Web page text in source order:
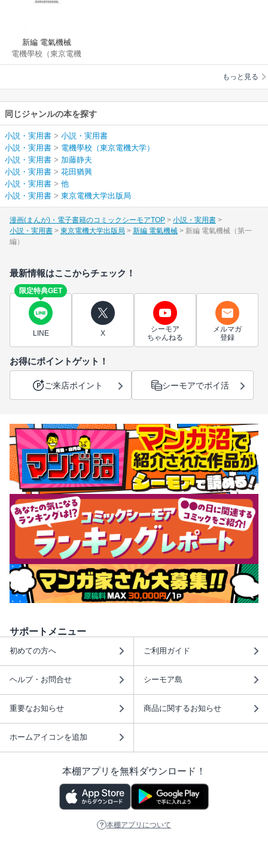
新編 電氣機械
電機學校（東京電機
大学）/加藤静夫/
もっと見る
同じジャンルの本を探す
小説・実用書 > 小説・実用書
小説・実用書 > 電機學校（東京電機大学）
小説・実用書 > 加藤静夫
小説・実用書 > 花田猶興
小説・実用書 > 他
小説・実用書 > 東京電機大学出版局
漫画(まんが)・電子書籍のコミックシーモアTOP
小説・実用書
小説・実用書
東京電機大学出版局 新編 電氣機械
新編 電氣機械（第一
編）
最新情報はここからチェック！
限定特典GET
LINE X
シーモア
ちゃんねる
メルマガ
登録
お得にポイントゲット！
ご来店ポイント シーモアでポイ活
サポートメニュー
初めての方へ ご利用ガイド
ヘルプ・お問合せ シーモア島
重要なお知らせ 商品に関するお知らせ
ホームアイコンを追加
本棚アプリを無料ダウンロード！
本棚アプリについて